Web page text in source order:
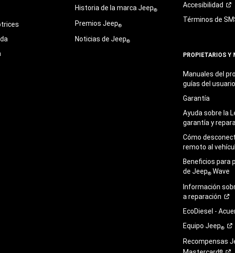
Historia de la marca Jeep®
Premios Jeep®
Noticias de Jeep®
Accesibilidad
Términos de
PROPIETARIOS Y
Manuales del
guías delusuario
Garantía
Ayuda sobre la
garantía y
Cómo
remoto al
Beneficios para
de Jeep® Wave
Información
areparación
EcoDiesel -
Equipo Jeep®
Recompensas
®